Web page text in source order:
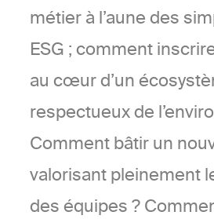
métier à l’aune des
ESG ; comment
au cœur d’un
respectueux de
Comment bâtir un
valorisant pleinement
des équipes ?